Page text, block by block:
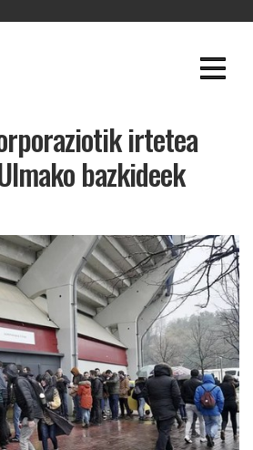
irtetea
bazkideek